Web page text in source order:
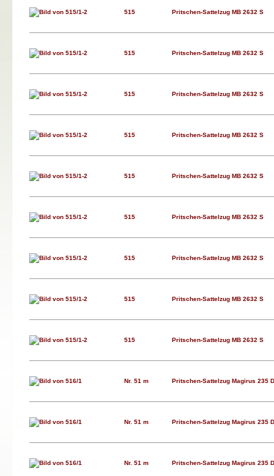
515 Pritschen-Sattelzug MB 2632 S
515 Pritschen-Sattelzug MB 2632 S
515 Pritschen-Sattelzug MB 2632 S
515 Pritschen-Sattelzug MB 2632 S
515 Pritschen-Sattelzug MB 2632 S
515 Pritschen-Sattelzug MB 2632 S
515 Pritschen-Sattelzug MB 2632 S
515 Pritschen-Sattelzug MB 2632 S
515 Pritschen-Sattelzug MB 2632 S
Nr. 51 m Pritschen-Sattelzug Magirus 235
Nr. 51 m Pritschen-Sattelzug Magirus 235
Nr. 51 m Pritschen-Sattelzug Magirus 235